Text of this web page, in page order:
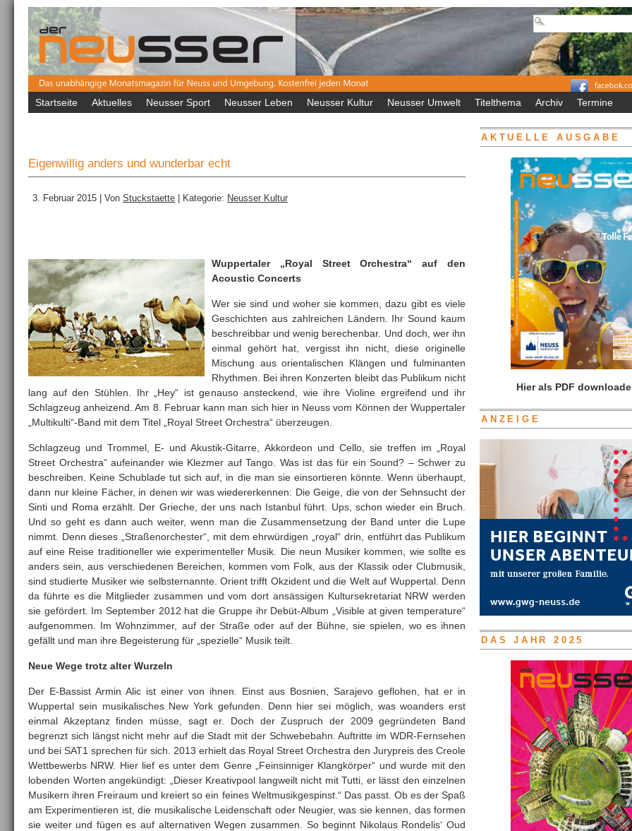
Startseite Aktuelles Neusser Sport Neusser Leben Neusser Kultur Neusser Umwelt Titelthema Archiv Termine
Eigenwillig anders und wunderbar echt
3. Februar 2015 | Von Stuckstaette | Kategorie: Neusser Kultur
Wuppertaler „Royal Street Orchestra“ auf den
Acoustic Concerts
Wer sie sind und woher sie kommen, dazu gibt es viele
Geschichten aus zahlreichen Ländern. Ihr Sound kaum
beschreibbar und wenig berechenbar. Und doch, wer ihn
einmal gehört hat, vergisst ihn nicht, diese originelle
Mischung aus orientalischen Klängen und fulminanten
Rhythmen. Bei ihren Konzerten bleibt das Publikum nicht
lang auf den Stühlen. Ihr „Hey“ ist genauso ansteckend, wie ihre Violine ergreifend und ihr
Schlagzeug anheizend. Am 8. Februar kann man sich hier in Neuss vom Können der Wuppertaler
„Multikulti“-Band mit dem Titel „Royal Street Orchestra“ überzeugen.
Schlagzeug und Trommel, E- und Akustik-Gitarre, Akkordeon und Cello, sie treffen im „Royal
Street Orchestra“ aufeinander wie Klezmer auf Tango. Was ist das für ein Sound? – Schwer zu
beschreiben. Keine Schublade tut sich auf, in die man sie einsortieren könnte. Wenn überhaupt,
dann nur kleine Fächer, in denen wir was wiedererkennen: Die Geige, die von der Sehnsucht der
Sinti und Roma erzählt. Der Grieche, der uns nach Istanbul führt. Ups, schon wieder ein Bruch.
Und so geht es dann auch weiter, wenn man die Zusammensetzung der Band unter die Lupe
nimmt. Denn dieses „Straßenorchester“, mit dem ehrwürdigen „royal“ drin, entführt das Publikum
auf eine Reise traditioneller wie experimenteller Musik. Die neun Musiker kommen, wie sollte es
anders sein, aus verschiedenen Bereichen, kommen vom Folk, aus der Klassik oder Clubmusik,
sind studierte Musiker wie selbsternannte. Orient trifft Okzident und die Welt auf Wuppertal. Denn
da führte es die Mitglieder zusammen und vom dort ansässigen Kultursekretariat NRW werden
sie gefördert. Im September 2012 hat die Gruppe ihr Debüt-Album „Visible at given temperature“
aufgenommen. Im Wohnzimmer, auf der Straße oder auf der Bühne, sie spielen, wo es ihnen
gefällt und man ihre Begeisterung für „spezielle“ Musik teilt.
Neue Wege trotz alter Wurzeln
Der E-Bassist Armin Alic ist einer von ihnen. Einst aus Bosnien, Sarajevo geflohen, hat er in
Wuppertal sein musikalisches New York gefunden. Denn hier sei möglich, was woanders erst
einmal Akzeptanz finden müsse, sagt er. Doch der Zuspruch der 2009 gegründeten Band
begrenzt sich längst nicht mehr auf die Stadt mit der Schwebebahn. Auftritte im WDR-Fernsehen
und bei SAT1 sprechen für sich. 2013 erhielt das Royal Street Orchestra den Jurypreis des Creole
Wettbewerbs NRW. Hier lief es unter dem Genre „Feinsinniger Klangkörper“ und wurde mit den
lobenden Worten angekündigt: „Dieser Kreativpool langweilt nicht mit Tutti, er lässt den einzelnen
Musikern ihren Freiraum und kreiert so ein feines Weltmusikgespinst.“ Das passt. Ob es der Spaß
am Experimentieren ist, die musikalische Leidenschaft oder Neugier, was sie kennen, das formen
sie weiter und fügen es auf alternativen Wegen zusammen. So beginnt Nikolaus Rondelis‘ Oud
AKTUELLE AUSGABE
Hier als PDF
ANZEIGE
DAS JAHR 2025